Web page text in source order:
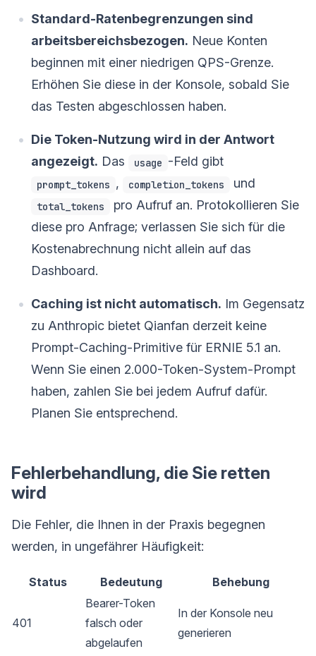
Standard-Ratenbegrenzungen sind
arbeitsbereichsbezogen. Neue Konten
beginnen mit einer niedrigen QPS-Grenze.
Erhöhen Sie diese in der Konsole, sobald Sie
das Testen abgeschlossen haben.
Die Token-Nutzung wird in der Antwort
angezeigt. Das usage -Feld gibt
prompt_tokens , completion_tokens und
total_tokens
pro Aufruf an. Protokollieren Sie
diese pro Anfrage; verlassen Sie sich für die
Kostenabrechnung nicht allein auf das
Dashboard.
Caching ist nicht automatisch. Im Gegensatz
zu Anthropic bietet Qianfan derzeit keine
Prompt-Caching-Primitive für ERNIE 5.1 an.
Wenn Sie einen 2.000-Token-System-Prompt
haben, zahlen Sie bei jedem Aufruf dafür.
Planen Sie entsprechend.
Fehlerbehandlung, die Sie retten
wird
Die Fehler, die Ihnen in der Praxis begegnen
werden, in ungefährer Häufigkeit:
Status Bedeutung Behebung
401
Bearer-Token
falsch oder
abgelaufen
In der Konsole neu
generieren